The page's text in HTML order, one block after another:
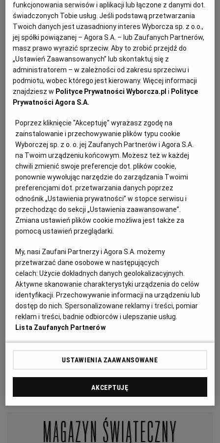
Opowieść o niezwykłej przyjaźni
Karola Wojtyły i Wandy Półtawskiej
Elżbieta II. Królewska krew to
zimna krew
Kozakiewicz o ojcu:
Najnormalniejszy sadysta
SZUKAJ W MAGAZYNACH WYBORCZEJ
funkcjonowania serwisów i aplikacji lub łączone z danymi dot.
świadczonych Tobie usług. Jeśli podstawą przetwarzania
Twoich danych jest uzasadniony interes Wyborcza sp. z o.o.,
jej spółki powiązanej – Agora S.A. – lub Zaufanych Partnerów,
masz prawo wyrazić sprzeciw. Aby to zrobić przejdź do
„Ustawień Zaawansowanych” lub skontaktuj się z
administratorem – w zależności od zakresu sprzeciwu i
podmiotu, wobec którego jest kierowany. Więcej informacji
znajdziesz w Polityce Prywatności Wyborcza.pl i Polityce
Prywatności Agora S.A.
Poprzez kliknięcie "Akceptuję" wyrażasz zgodę na
zainstalowanie i przechowywanie plików typu cookie
Wyborczej sp. z o. o. jej Zaufanych Partnerów i Agora S.A.
na Twoim urządzeniu końcowym. Możesz też w każdej
chwili zmienić swoje preferencje dot. plików cookie,
ponownie wywołując narzędzie do zarządzania Twoimi
preferencjami dot. przetwarzania danych poprzez
odnośnik „Ustawienia prywatności” w stopce serwisu i
przechodząc do sekcji „Ustawienia zaawansowane”.
Zmiana ustawień plików cookie możliwa jest także za
pomocą ustawień przeglądarki.
My, nasi Zaufani Partnerzy i Agora S.A. możemy
przetwarzać dane osobowe w następujących
celach:Użycie dokładnych danych geolokalizacyjnych.
Aktywne skanowanie charakterystyki urządzenia do celów
identyfikacji. Przechowywanie informacji na urządzeniu lub
dostęp do nich. Spersonalizowane reklamy i treści, pomiar
reklam i treści, badnie odbiorców i ulepszanie usług.
Lista Zaufanych Partnerów
USTAWIENIA ZAAWANSOWANE
AKCEPTUJĘ